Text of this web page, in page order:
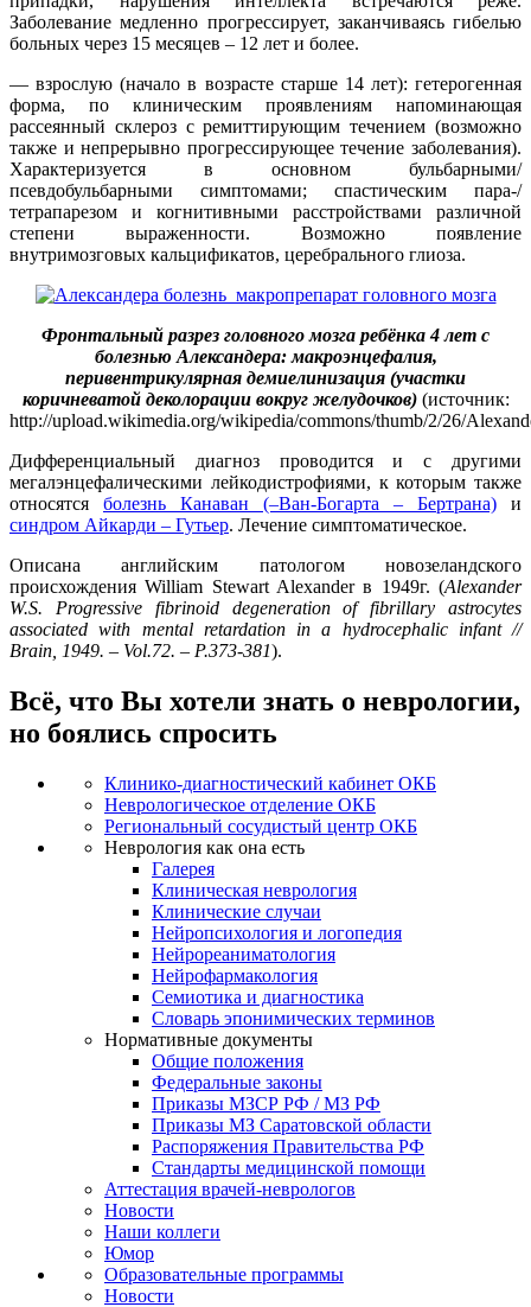
Заболевание медленно прогрессирует, заканчиваясь гибелью
больных через 15 месяцев – 12 лет и более.
— взрослую (начало в возрасте старше 14 лет): гетерогенная
форма, по клиническим проявлениям напоминающая
рассеянный склероз с ремиттирующим течением (возможно
также и непрерывно прогрессирующее течение заболевания).
Характеризуется в основном бульбарными/
псевдобульбарными симптомами; спастическим пара-/
тетрапарезом и когнитивными расстройствами различной
степени выраженности. Возможно появление
внутримозговых кальцификатов, церебрального глиоза.
Фронтальный разрез головного мозга ребёнка 4 лет с
болезнью Александера: макроэнцефалия,
перивентрикулярная демиелинизация (участки
коричневатой деколорации вокруг желудочков) (источник:
http://upload.wikimedia.org/wikipedia/commons/thumb/2/26/
Дифференциальный диагноз проводится и с другими
мегалэнцефалическими лейкодистрофиями, к которым также
относятся болезнь Канаван (–Ван-Богарта – Бертрана) и
синдром Айкарди – Гутьер. Лечение симптоматическое.
Описана английским патологом новозеландского
происхождения William Stewart Alexander в 1949г. (Alexander
W.S. Progressive fibrinoid degeneration of fibrillary astrocytes
associated with mental retardation in a hydrocephalic infant //
Brain, 1949. – Vol.72. – P.373-381).
Всё, что Вы хотели знать о неврологии,
но боялись спросить
Клинико-диагностический кабинет ОКБ
Неврологическое отделение ОКБ
Региональный сосудистый центр ОКБ
Неврология как она есть
Галерея
Клиническая неврология
Клинические случаи
Нейропсихология и логопедия
Нейрореаниматология
Нейрофармакология
Семиотика и диагностика
Словарь эпонимических терминов
Нормативные документы
Общие положения
Федеральные законы
Приказы МЗСР РФ / МЗ РФ
Приказы МЗ Саратовской области
Распоряжения Правительства РФ
Стандарты медицинской помощи
Аттестация врачей-неврологов
Новости
Наши коллеги
Юмор
Образовательные программы
Новости